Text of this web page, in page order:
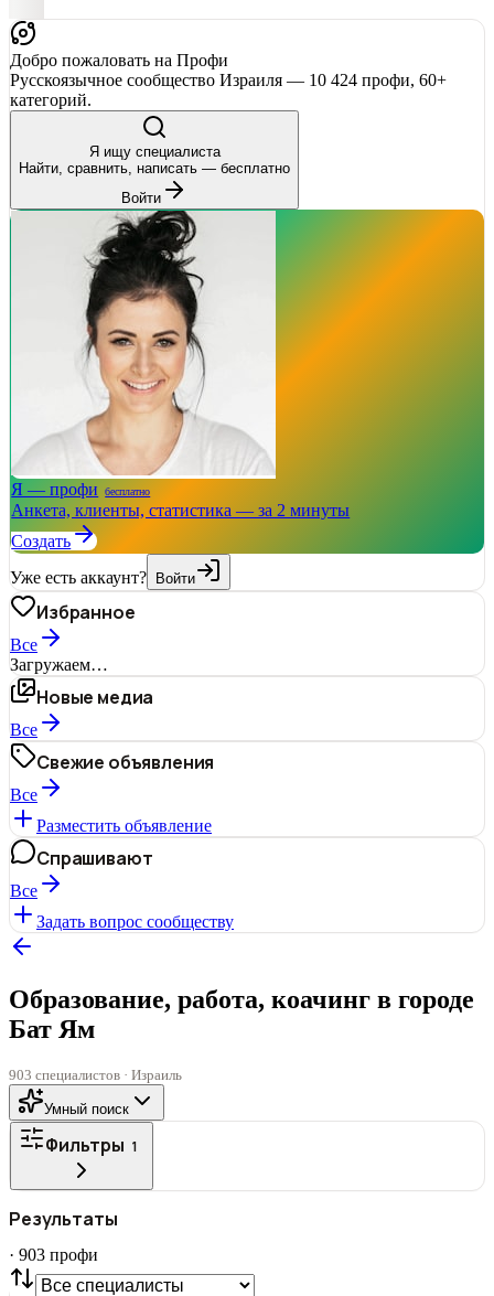
Добро пожаловать на Профи
Русскоязычное сообщество Израиля — 10 424 профи, 60+
категорий.
Я ищу специалиста
Найти, сравнить, написать — бесплатно
Войти
Я — профи бесплатно
Анкета, клиенты, статистика — за 2 минуты
Создать
Уже есть аккаунт? Войти
Избранное
Все
Загружаем…
Новые медиа
Все
Свежие объявления
Все
Разместить объявление
Спрашивают
Все
Задать вопрос сообществу
Образование, работа, коачинг в городе
Бат Ям
903 специалистов · Израиль
Умный поиск
Фильтры 1
Все
СТАТУС
VIP С фото
Результаты
· 903 профи